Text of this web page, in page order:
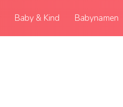
Baby & Kind Babynamen